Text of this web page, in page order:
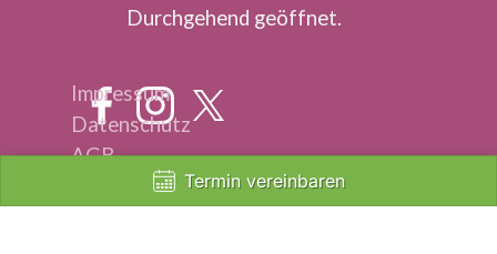
Durchgehend geöffnet.
Impressum
Datenschutz
AGB
Termin vereinbaren